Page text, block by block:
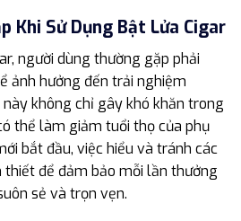
Khi Sử Dụng Bật Lửa Cigar
người dùng thường gặp phải
ảnh hưởng đến trải nghiệm
không chỉ gây khó khăn trong
thể làm giảm tuổi thọ của phụ
bắt đầu, việc hiểu và tránh các
thiết để đảm bảo mỗi lần thưởng
sẻ và trọn vẹn.